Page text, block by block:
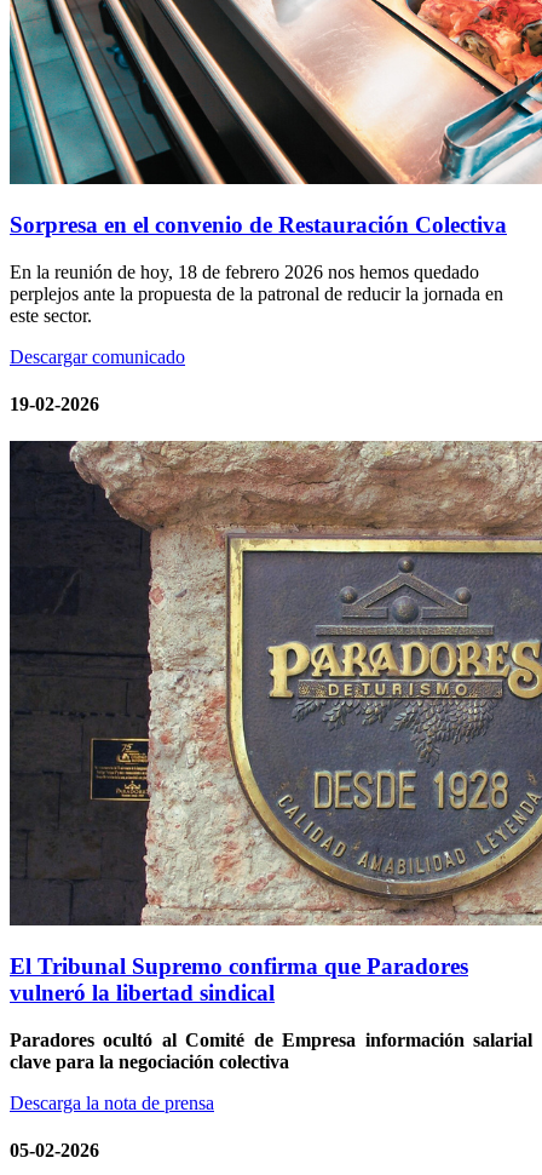
Sorpresa en el convenio de Restauración Colectiva
En la reunión de hoy, 18 de febrero 2026 nos hemos quedado
perplejos ante la propuesta de la patronal de reducir la jornada en
este sector.
Descargar comunicado
19-02-2026
El Tribunal Supremo confirma que Paradores
vulneró la libertad sindical
Paradores ocultó al Comité de Empresa información salarial
clave para la negociación colectiva
Descarga la nota de prensa
05-02-2026